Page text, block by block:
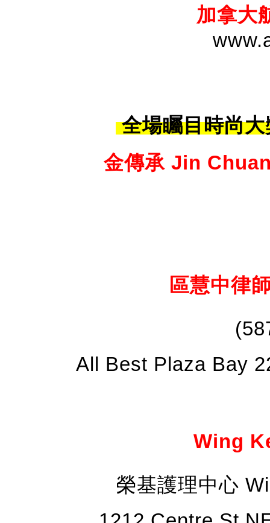
加拿大
全場矚目時尚
金傳承 Jin
區慧中律
All Best Plaza Bay
Wing
榮基護理中心